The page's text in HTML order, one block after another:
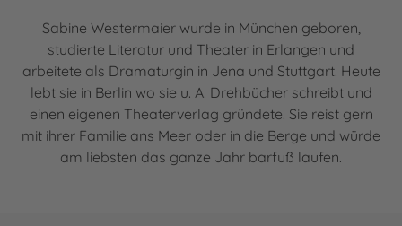
Sabine Westermaier wurde in München geboren,
studierte Literatur und Theater in Erlangen und
arbeitete als Dramaturgin in Jena und Stuttgart. Heute
lebt sie in Berlin wo sie u. A. Drehbücher schreibt und
einen eigenen Theaterverlag gründete. Sie reist gern
mit ihrer Familie ans Meer oder in die Berge und würde
am liebsten das ganze Jahr barfuß laufen.